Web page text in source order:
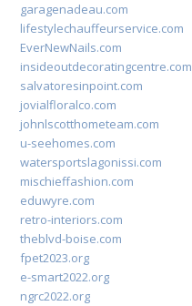
garagenadeau.com
lifestylechauffeurservice.com
EverNewNails.com
insideoutdecoratingcentre.com
salvatoresinpoint.com
jovialfloralco.com
johnlscotthometeam.com
u-seehomes.com
watersportslagonissi.com
mischieffashion.com
eduwyre.com
retro-interiors.com
theblvd-boise.com
fpet2023.org
e-smart2022.org
ngrc2022.org